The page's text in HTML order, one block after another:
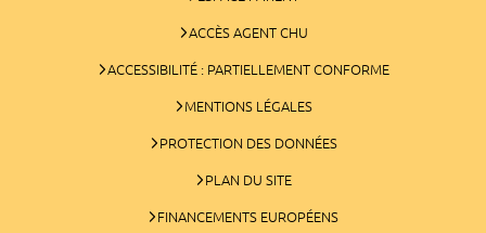
ACCÈS AGENT CHU
ACCESSIBILITÉ : PARTIELLEMENT CONFORME
MENTIONS LÉGALES
PROTECTION DES DONNÉES
PLAN DU SITE
FINANCEMENTS EUROPÉENS